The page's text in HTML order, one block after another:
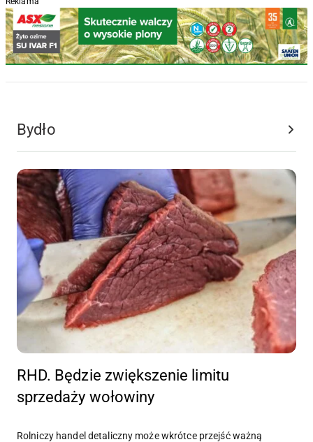
Hodowla
Bydło
RHD. Będzie zwiększenie limitu
sprzedaży wołowiny
Rolniczy handel detaliczny może wkrótce przejść ważną